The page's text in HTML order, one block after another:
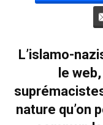
L’islamo-
le
nature qu’on